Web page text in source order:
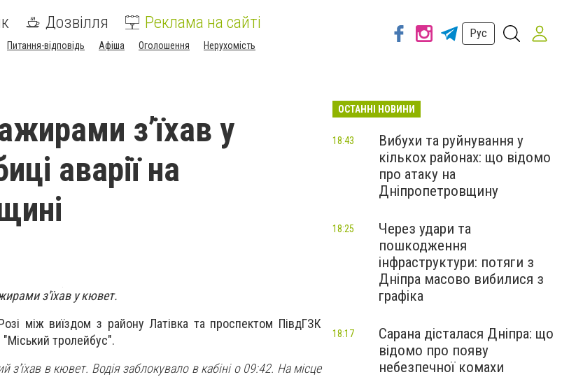
Дозвілля Реклама на сайті
Питання-відповідь Афіша Оголошення Нерухомість
Рус
з’їхав у
аварії на
з'їхав у кювет.
між виїздом з району Латівка та проспектом ПівдГЗК
тролейбус".
з'їхав в кювет. Водія заблокувало в кабіні о 09:42. На місце
ОСТАННІ НОВИНИ
Вибухи та руйнування у
кількох районах: що відомо
про атаку на
Дніпропетровщину
18:43
Через удари та
пошкодження
інфраструктури: потяги з
Дніпра масово вибилися з
графіка
18:25
Сарана дісталася Дніпра: що
відомо про появу
небезпечної комахи
18:17